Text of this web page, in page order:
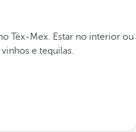
Tex-Mex. Estar no interior ou
e tequilas.